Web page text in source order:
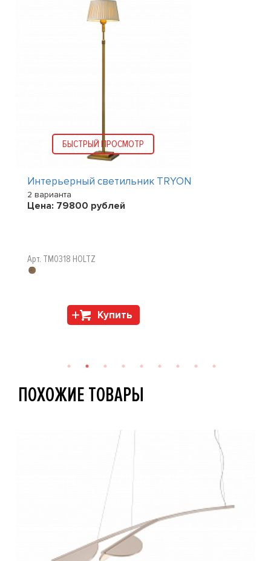
БЫСТРЫЙ ПРОСМОТР
Интерьерный светильник TRYON
2 варианта
Цена: 79800 рублей
Арт. TM0318 HOLTZ
Купить
ПОХОЖИЕ ТОВАРЫ